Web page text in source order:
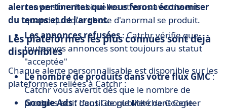
conversions habituelles et vous avertissent
quand quelque chose d'anormal se produit.
Les annonces refusées: Catchr vérifie que
toutes vos annonces sont toujours au statut
"acceptée"
Le nombre de produits dans votre flux GMC:
Catchr vous avertit dès que le nombre de
produits actif dans Google Merchant Center
alertes pertinentes qui vous feront économiser
du temps et de l'argent.
Les plateformes les plus connues sont déjà
disponibles
Chaque alerte personnalisable est disponible sur les
plateformes reliées à Catchr :
Google Ads :L'outil de publicité de Google.